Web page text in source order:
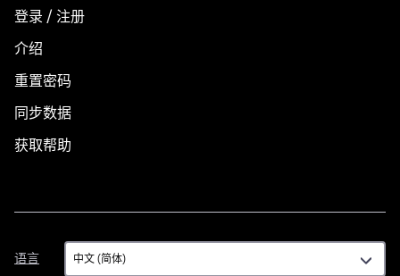
登录 / 注册
介绍
重置密码
同步数据
获取帮助
语言
语
言